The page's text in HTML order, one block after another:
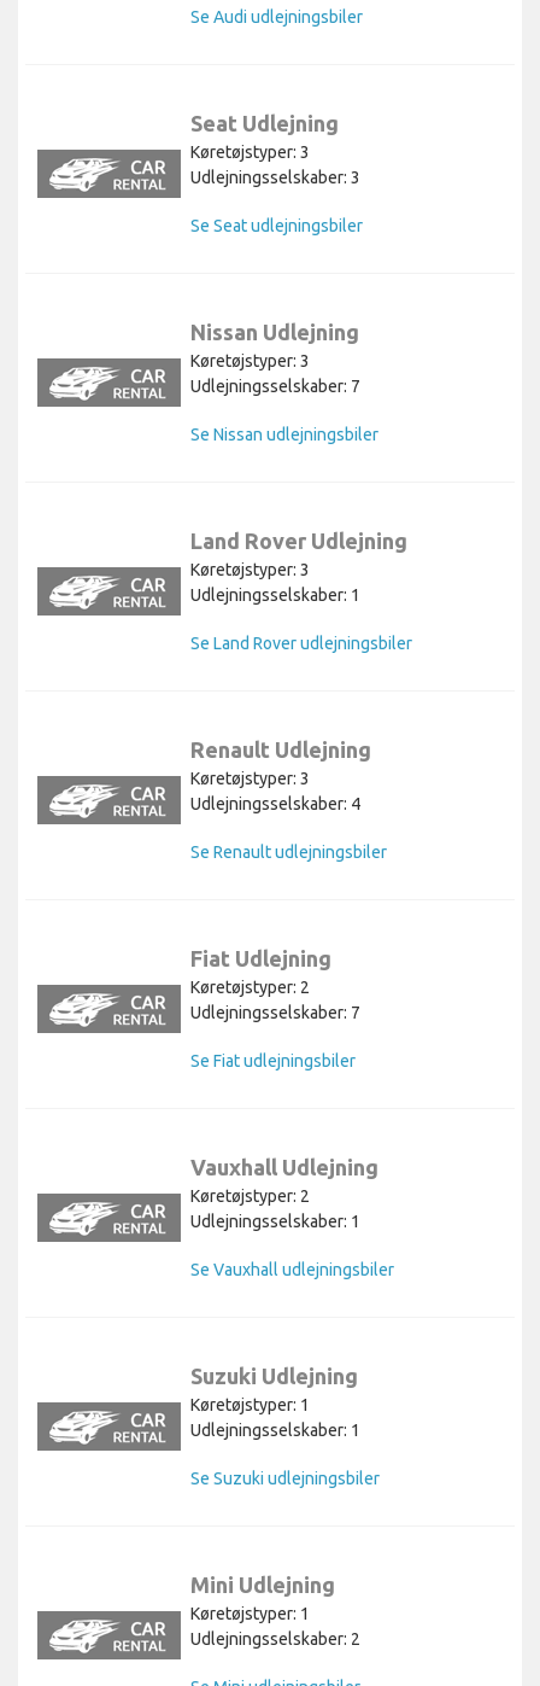
Se Audi udlejningsbiler
Seat Udlejning
Køretøjstyper: 3
Udlejningsselskaber: 3
Se Seat udlejningsbiler
Nissan Udlejning
Køretøjstyper: 3
Udlejningsselskaber: 7
Se Nissan udlejningsbiler
Land Rover Udlejning
Køretøjstyper: 3
Udlejningsselskaber: 1
Se Land Rover udlejningsbiler
Renault Udlejning
Køretøjstyper: 3
Udlejningsselskaber: 4
Se Renault udlejningsbiler
Fiat Udlejning
Køretøjstyper: 2
Udlejningsselskaber: 7
Se Fiat udlejningsbiler
Vauxhall Udlejning
Køretøjstyper: 2
Udlejningsselskaber: 1
Se Vauxhall udlejningsbiler
Suzuki Udlejning
Køretøjstyper: 1
Udlejningsselskaber: 1
Se Suzuki udlejningsbiler
Mini Udlejning
Køretøjstyper: 1
Udlejningsselskaber: 2